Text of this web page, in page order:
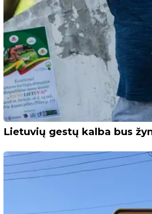
Lietuvių gestų kalba bus